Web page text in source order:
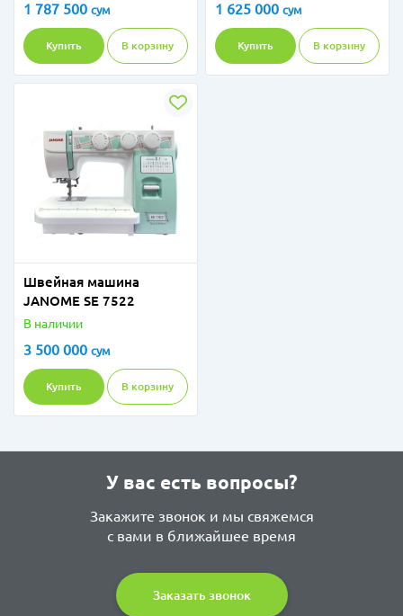
1 787 500 сум
Купить В корзину
1 625 000 сум
Купить В корзину
Швейная машина
JANOME SE 7522
В наличии
3 500 000 сум
Купить В корзину
У вас есть вопросы?
Закажите звонок и мы свяжемся
с вами в ближайшее время
Заказать звонок